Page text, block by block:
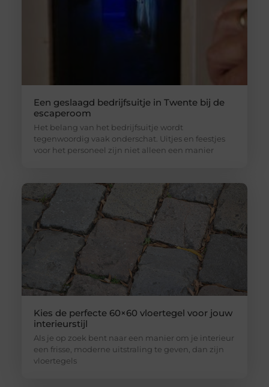
Een geslaagd bedrijfsuitje in Twente bij de
escaperoom
Het belang van het bedrijfsuitje wordt
tegenwoordig vaak onderschat. Uitjes en feestjes
voor het personeel zijn niet alleen een manier
Kies de perfecte 60×60 vloertegel voor jouw
interieurstijl
Als je op zoek bent naar een manier om je interieur
een frisse, moderne uitstraling te geven, dan zijn
vloertegels